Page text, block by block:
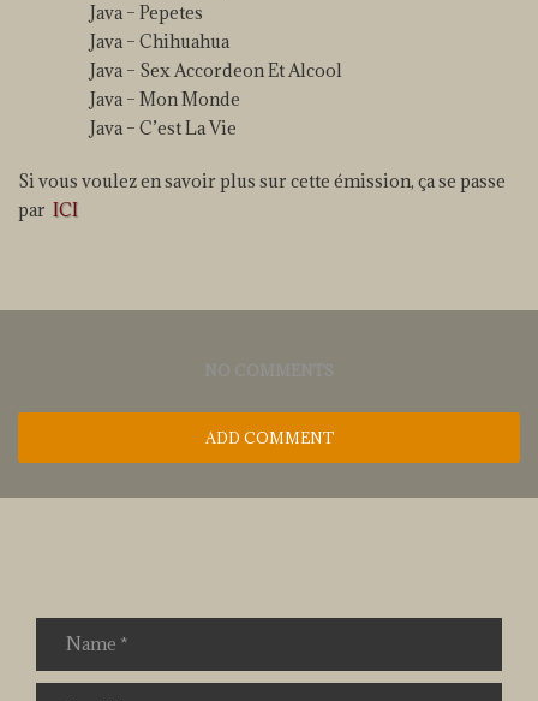
Java – Pepetes
Java – Chihuahua
Java – Sex Accordeon Et Alcool
Java – Mon Monde
Java – C’est La Vie
Si vous voulez en savoir plus sur cette émission, ça se passe
par ICI
NO COMMENTS
ADD COMMENT